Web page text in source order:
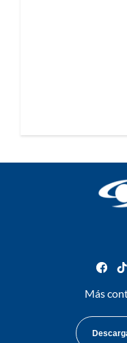
Más